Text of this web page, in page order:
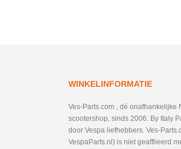
WINKELINFORMATIE
Ves-Parts.com , dé onafhankelijke
scootershop, sinds 2006. By Italy
door Vespa liefhebbers. Ves-
VespaParts.nl) is niet geafflieerd